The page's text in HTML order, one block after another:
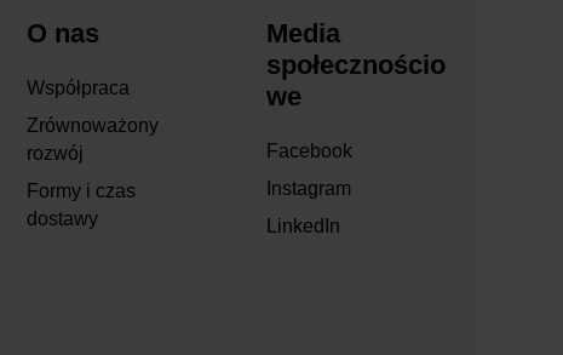
O nas
Współpraca
Zrównoważony
rozwój
Formy i czas
dostawy
Media
społecznościo
we
Facebook
Instagram
LinkedIn